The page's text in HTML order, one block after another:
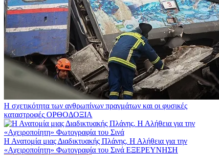
Η σχετικότητα των ανθρωπίνων πραγμάτων και οι φυσικές
καταστροφές ΟΡΘΟΔΟΞΙΑ
Η Ανατομία μιας Διαδικτυακής Πλάνης. Η Αλήθεια για την
«Αχειροποίητη» Φωτογραφία του Σινά ΕΞΕΡΕΥΝΗΣΗ